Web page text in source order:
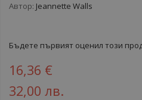
Автор: Jeannette Walls
Бъдете първият оценил този
16,36 €
32,00 лв.